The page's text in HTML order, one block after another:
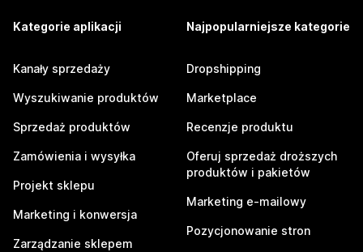
Kategorie aplikacji
Kanały sprzedaży
Wyszukiwanie produktów
Sprzedaż produktów
Zamówienia i wysyłka
Projekt sklepu
Marketing i konwersja
Zarządzanie sklepem
Najpopularniejsze kategorie
Dropshipping
Marketplace
Recenzje produktu
Oferuj sprzedaż droższych
produktów i pakietów
Marketing e-mailowy
Pozycjonowanie stron